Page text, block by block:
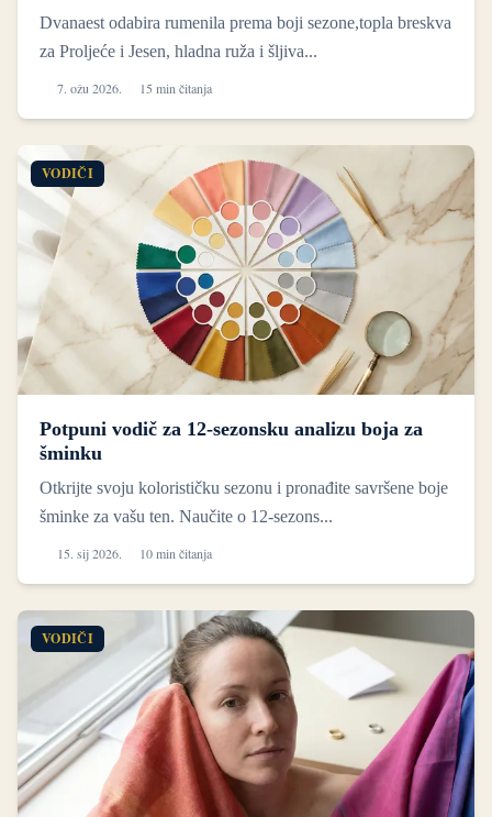
Dvanaest odabira rumenila prema boji sezone,topla breskva
za Proljeće i Jesen, hladna ruža i šljiva...
7. ožu 2026. 15 min čitanja
VODIČI
Potpuni vodič za 12-sezonsku analizu boja za
šminku
Otkrijte svoju kolorističku sezonu i pronađite savršene boje
šminke za vašu ten. Naučite o 12-sezons...
15. sij 2026. 10 min čitanja
VODIČI